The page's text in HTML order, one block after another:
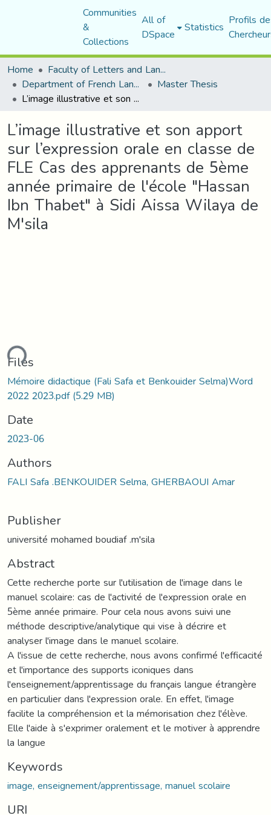
Communities
&
Collections
All of
DSpace Statistics Profils
Home
Faculty of Letters and Languages
Department of French Language and Literature Master Thesis
L’image illustrative et son apport sur l’expression orale en classe de FLE Cas des apprenants de 5ème année primaire de l'école "Hassan Ibn Thabet" à Sidi Aissa Wilaya de M'sila
L’image illustrative et son apport
sur l’expression orale en classe de
FLE Cas des apprenants de 5ème
année primaire de l'école "Hassan
Ibn Thabet" à Sidi Aissa Wilaya de
M'sila
Files
Mémoire didactique (Fali Safa et Benkouider Selma)Word
2022 2023.pdf(5.29 MB)
Date
2023-06
Authors
FALI Safa .BENKOUIDER Selma, GHERBAOUI Amar
Publisher
université mohamed boudiaf .m'sila
Abstract
Cette recherche porte sur l'utilisation de l'image dans le
manuel scolaire: cas de l'activité de l'expression orale en
5ème année primaire. Pour cela nous avons suivi une
méthode descriptive/analytique qui vise à décrire et
analyser l'image dans le manuel scolaire.
A l'issue de cette recherche, nous avons confirmé l'efficacité
et l'importance des supports iconiques dans
l'enseignement/apprentissage du français langue étrangère
en particulier dans l'expression orale. En effet, l'image
facilite la compréhension et la mémorisation chez l'élève.
Elle l'aide à s'exprimer oralement et le motiver à apprendre
la langue
Keywords
image, enseignement/apprentissage, manuel scolaire
URI